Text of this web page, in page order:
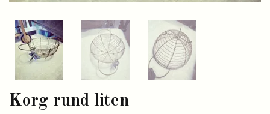
Korg rund liten